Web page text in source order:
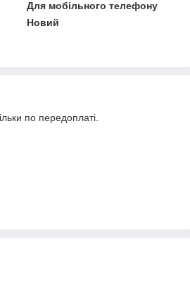
Для мобільного телефону
Новий
по передоплаті.